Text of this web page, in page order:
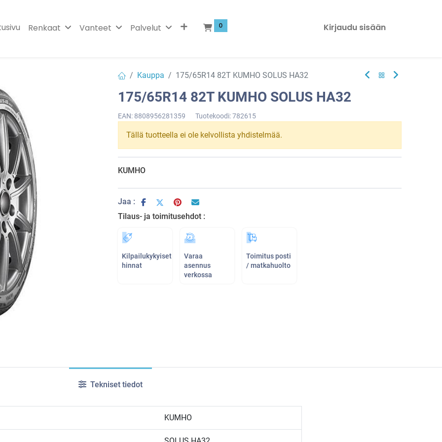
Renkaat Vanteet Palvelut 0 Kirjaudu sisään
Kauppa 175/65R14 82T KUMHO SOLUS HA32
175/65R14 82T KUMHO SOLUS HA32
EAN: 8808956281359 Tuotekoodi:782615
Tällä tuotteella ei ole kelvollista yhdistelmää.
KUMHO
Jaa :
Tilaus- ja toimitusehdot :
Kilpailukykyiset
hinnat
Varaa
asennus
verkossa
Toimitus posti
/ matkahuolto
Tekniset tiedot
KUMHO